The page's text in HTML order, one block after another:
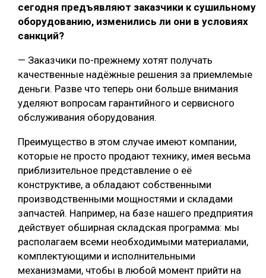
сегодня предъявляют заказчики к сушильному
оборудованию, изменились ли они в условиях
санкций?
— Заказчики по-прежнему хотят получать
качественные надёжные решения за приемлемые
деньги. Разве что теперь они больше внимания
уделяют вопросам гарантийного и сервисного
обслуживания оборудования.
Преимущество в этом случае имеют компании,
которые не просто продают технику, имея весьма
приблизительное представление о её
конструктиве, а обладают собственными
производственными мощностями и складами
запчастей. Например, на базе нашего предприятия
действует обширная складская программа: мы
располагаем всеми необходимыми материалами,
комплектующими и исполнительными
механизмами, чтобы в любой момент прийти на